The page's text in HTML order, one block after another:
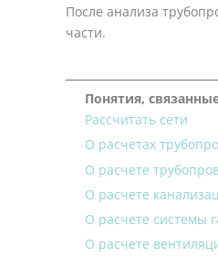
После анализа
части.
Понятия,
Рассчитать сети
О расчетах
О расчете
О расчете
О расчете системы
О расчете